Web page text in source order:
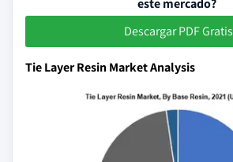
este mercado?
Descargar PDF Gratis
Tie Layer Resin Market Analysis